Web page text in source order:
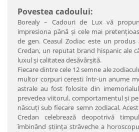
Povestea cadoului:
Borealy – Cadouri de Lux vă
impresiona până şi cele mai
de gen. Ceasul Zodiac este un
Credan, un reputat brand hispanic ale
luxul şi calitatea desăvârşită.
Fiecare dintre cele 12 semne ale
multor corpuri ceresti într-un anume
astrale au fost folosite din
prevedea viitorul, comportamentul şi
născuţi sub fiecare semn zodiacal.
Credan celebrează deopotrivă
îmbinând ştiinţa străveche a